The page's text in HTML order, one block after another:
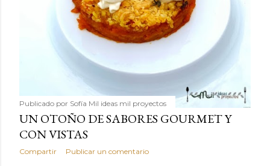
Publicado por Sofía Mil ideas mil proyectos
UN OTOÑO DE SABORES GOURMET Y
CON VISTAS
Compartir Publicar un comentario